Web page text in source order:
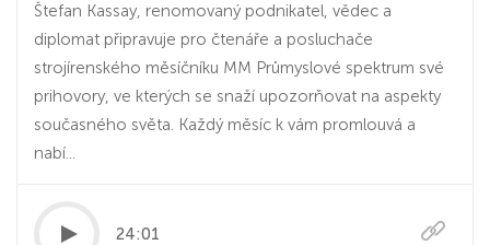
Štefan Kassay, renomovaný podnikatel, vědec a
diplomat připravuje pro čtenáře a posluchače
strojírenského měsíčníku MM Průmyslové spektrum své
prihovory, ve kterých se snaží upozorňovat na aspekty
současného světa. Každý měsíc k vám promlouvá a
nabí...
24:01